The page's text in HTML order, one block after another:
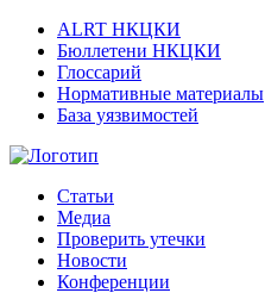
ALRT НКЦКИ
Бюллетени НКЦКИ
Глоссарий
Нормативные материалы
База уязвимостей
Статьи
Медиа
Проверить утечки
Новости
Конференции